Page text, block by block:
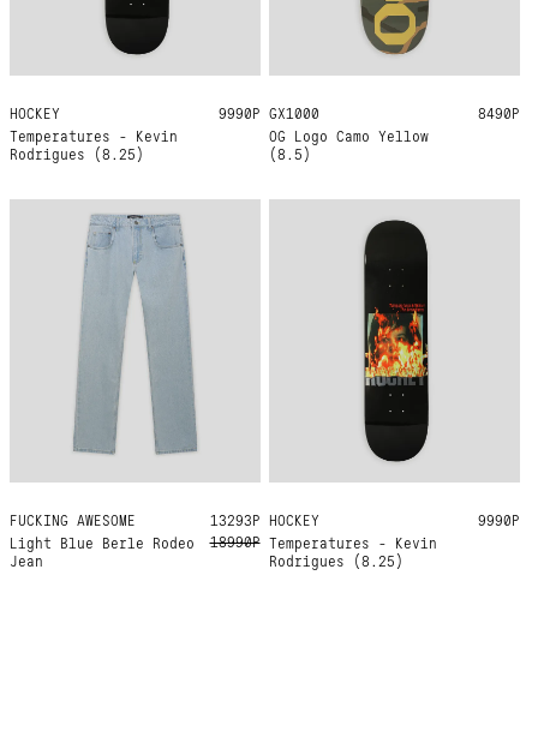
HOCKEY
Temperatures - Kevin
Rodrigues (8.25)
8.25 9990Р GX1000
OG Logo Camo Yellow
(8.5)
8.5 8490Р
FUCKING AWESOME
Light Blue Berle Rodeo
Jean
32 30
13293Р
18990Р
HOCKEY
Temperatures - Kevin
Rodrigues (8.25)
8.25 9990Р